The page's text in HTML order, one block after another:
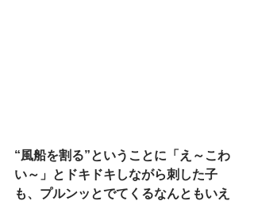
“風船を割る”ということに「え～こわ
い～」とドキドキしながら刺した子
も、プルンッとでてくるなんともいえ